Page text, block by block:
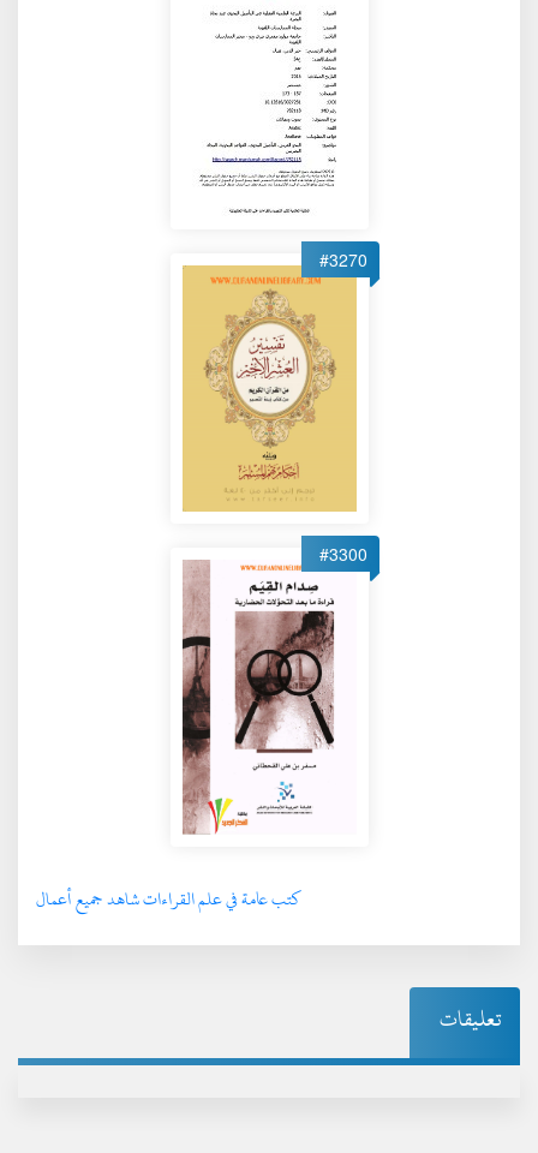
#3270
#3300
كتب عامة في علم القراءات شاهد جميع أعمال
تعليقات